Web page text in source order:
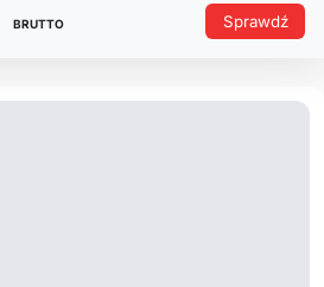
BRUTTO Sprawdź